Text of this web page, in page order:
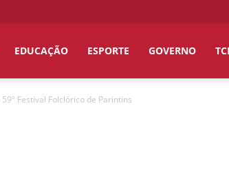
EDUCAÇÃO ESPORTE GOVERNO
Festival Folclórico de Parintins